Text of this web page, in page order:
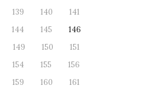
139 140
141
144 145
146
149 150
151
154 155
156
159 160
161